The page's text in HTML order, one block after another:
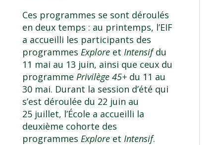
Ces programmes se sont déroulés
en deux temps : au printemps, l’EIF
a accueilli les participants des
programmes Exploreet Intensifdu
11 mai au 13 juin, ainsi que ceux du
programme Privilège 45+du 11 au
30 mai. Durant la session d’été qui
s’est déroulée du 22 juin au
25 juillet, l’École a accueilli la
deuxième cohorte des
programmes Exploreet Intensif.